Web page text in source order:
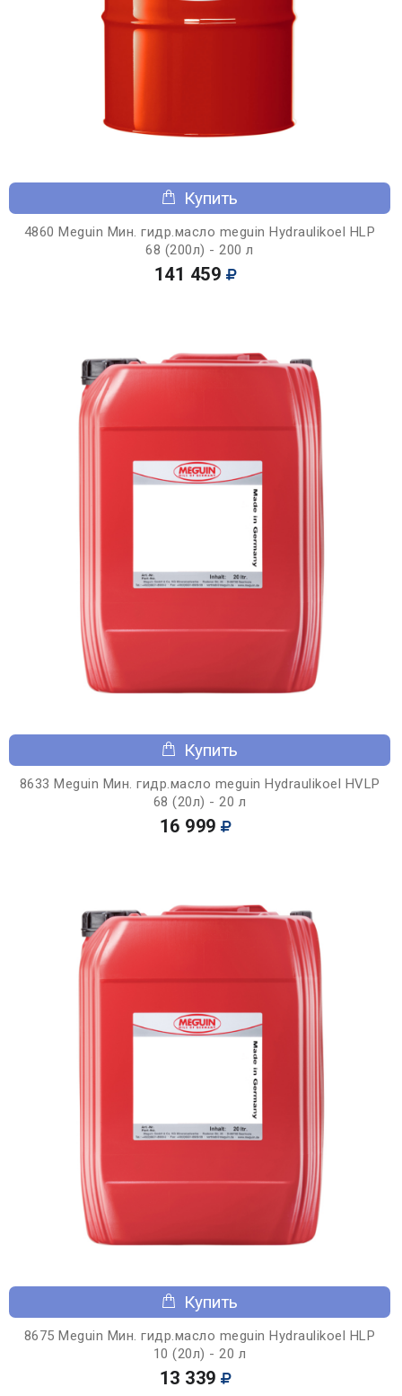
Купить
4860 Meguin Мин. гидр.масло meguin Hydraulikoel HLP
68 (200л) - 200 л
141 459
Купить
8633 Meguin Мин. гидр.масло meguin Hydraulikoel HVLP
68 (20л) - 20 л
16 999
Купить
8675 Meguin Мин. гидр.масло meguin Hydraulikoel HLP
10 (20л) - 20 л
13 339